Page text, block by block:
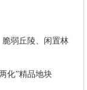
脆弱丘陵、闲置林
化”精品地块